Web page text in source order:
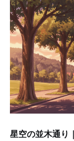
星空の並木通り